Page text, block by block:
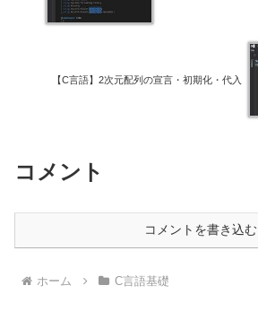
【C言語】2次元配列の宣言・初期化・代入
コメント
コメントを書き込む
ホーム C言語基礎